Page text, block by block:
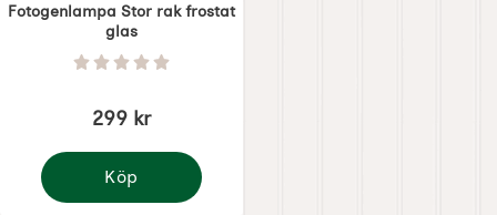
Fotogenlampa Stor rak frostat
glas
Art. nr 6453 Betyg: 0 Stjärnor av 5
299 kr
Köp
Fotogenlampa Stor rak frostat glas